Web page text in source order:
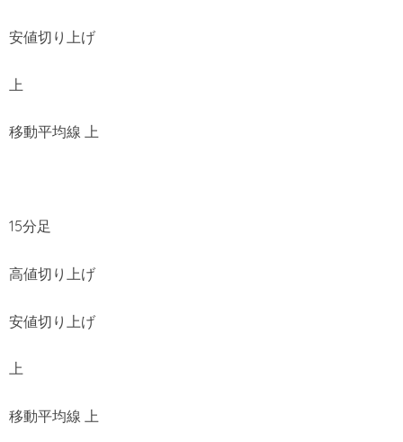
安値切り上げ
上
移動平均線 上
15分足
高値切り上げ
安値切り上げ
上
移動平均線 上